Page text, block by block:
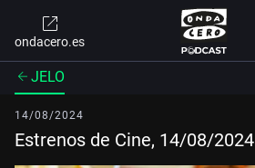
ondacero.es
JELO
14/08/2024
Estrenos de Cine, 14/08/2024